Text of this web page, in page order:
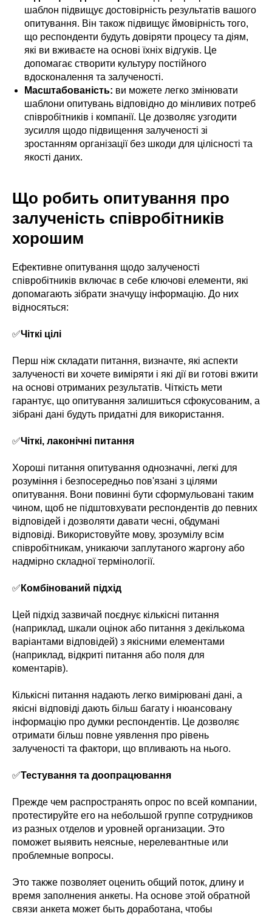
шаблон підвищує достовірність результатів вашого
опитування. Він також підвищує ймовірність того,
що респонденти будуть довіряти процесу та діям,
які ви вживаєте на основі їхніх відгуків. Це
допомагає створити культуру постійного
вдосконалення та залученості.
Масштабованість: ви можете легко змінювати
шаблони опитувань відповідно до мінливих потреб
співробітників і компанії. Це дозволяє узгодити
зусилля щодо підвищення залученості зі
зростанням організації без шкоди для цілісності та
якості даних.
Що робить опитування про
залученість співробітників
хорошим
Ефективне опитування щодо залученості
співробітників включає в себе ключові елементи, які
допомагають зібрати значущу інформацію. До них
відносяться:
✅Чіткі цілі
Перш ніж складати питання, визначте, які аспекти
залученості ви хочете виміряти і які дії ви готові вжити
на основі отриманих результатів. Чіткість мети
гарантує, що опитування залишиться сфокусованим, а
зібрані дані будуть придатні для використання.
✅Чіткі, лаконічні питання
Хороші питання опитування однозначні, легкі для
розуміння і безпосередньо пов'язані з цілями
опитування. Вони повинні бути сформульовані таким
чином, щоб не підштовхувати респондентів до певних
відповідей і дозволяти давати чесні, обдумані
відповіді. Використовуйте мову, зрозумілу всім
співробітникам, уникаючи заплутаного жаргону або
надмірно складної термінології.
✅ Комбінований підхід
Цей підхід зазвичай поєднує кількісні питання
(наприклад, шкали оцінок або питання з декількома
варіантами відповідей) з якісними елементами
(наприклад, відкриті питання або поля для
коментарів).
Кількісні питання надають легко вимірювані дані, а
якісні відповіді дають більш багату і нюансовану
інформацію про думки респондентів. Це дозволяє
отримати більш повне уявлення про рівень
залученості та фактори, що впливають на нього.
✅Тестування та доопрацювання
Прежде чем распространять опрос по всей компании,
протестируйте его на небольшой группе сотрудников
из разных отделов и уровней организации. Это
поможет выявить неясные, нерелевантные или
проблемные вопросы.
Это также позволяет оценить общий поток, длину и
время заполнения анкеты. На основе этой обратной
связи анкета может быть доработана, чтобы